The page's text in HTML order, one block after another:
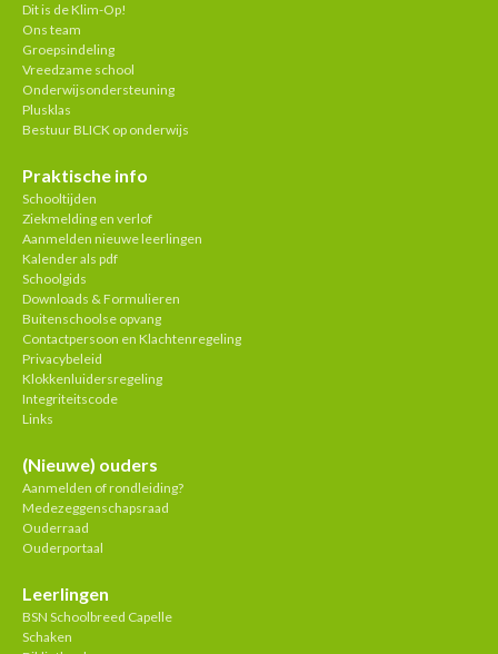
Dit is de Klim-Op!
Ons team
Groepsindeling
Vreedzame school
Onderwijsondersteuning
Plusklas
Bestuur BLICK op onderwijs
Praktische info
Schooltijden
Ziekmelding en verlof
Aanmelden nieuwe leerlingen
Kalender als pdf
Schoolgids
Downloads & Formulieren
Buitenschoolse opvang
Contactpersoon en Klachtenregeling
Privacybeleid
Klokkenluidersregeling
Integriteitscode
Links
(Nieuwe) ouders
Aanmelden of rondleiding?
Medezeggenschapsraad
Ouderraad
Ouderportaal
Leerlingen
BSN Schoolbreed Capelle
Schaken